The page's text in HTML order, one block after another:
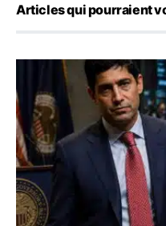
Articles qui pourraient
Emploi américain : 23